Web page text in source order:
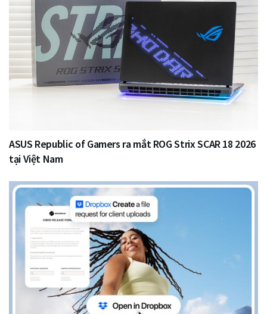
ASUS Republic of Gamers ra mắt ROG Strix SCAR 18 2026
tại Việt Nam